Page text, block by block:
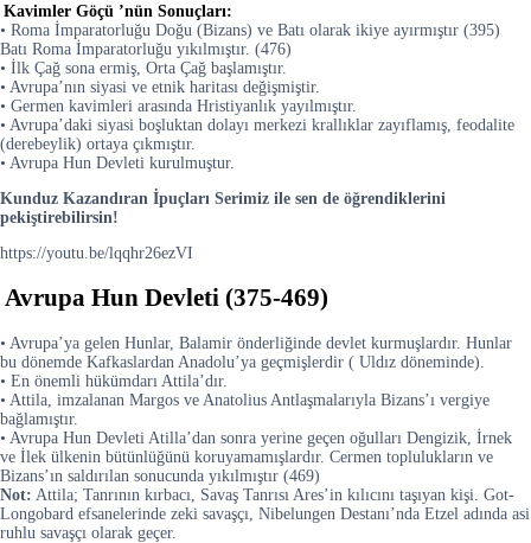
Kavimler Göçü ’nün Sonuçları:
• Roma İmparatorluğu Doğu (Bizans) ve Batı olarak ikiye ayırmıştır (395)
Batı Roma İmparatorluğu yıkılmıştır. (476)
• İlk Çağ sona ermiş, Orta Çağ başlamıştır.
• Avrupa’nın siyasi ve etnik haritası değişmiştir.
• Germen kavimleri arasında Hristiyanlık yayılmıştır.
• Avrupa’daki siyasi boşluktan dolayı merkezi krallıklar zayıflamış, feodalite
(derebeylik) ortaya çıkmıştır.
• Avrupa Hun Devleti kurulmuştur.
Kunduz Kazandıran İpuçları Serimiz ile sen de öğrendiklerini
pekiştirebilirsin!
https://youtu.be/lqqhr26ezVI
Avrupa Hun Devleti (375-469)
• Avrupa’ya gelen Hunlar, Balamir önderliğinde devlet kurmuşlardır. Hunlar
bu dönemde Kafkaslardan Anadolu’ya geçmişlerdir ( Uldız döneminde).
• En önemli hükümdarı Attila’dır.
• Attila, imzalanan Margos ve Anatolius Antlaşmalarıyla Bizans’ı vergiye
bağlamıştır.
• Avrupa Hun Devleti Atilla’dan sonra yerine geçen oğulları Dengizik, İrnek
ve İlek ülkenin bütünlüğünü koruyamamışlardır. Cermen toplulukların ve
Bizans’ın saldırılan sonucunda yıkılmıştır (469)
Not: Attila; Tanrının kırbacı, Savaş Tanrısı Ares’in kılıcını taşıyan kişi. Got-
Longobard efsanelerinde zeki savaşçı, Nibelungen Destanı’nda Etzel adında asi
ruhlu savaşçı olarak geçer.